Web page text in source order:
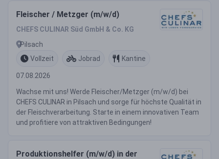
Fleischer / Metzger (m/w/d)
CHEFS CULINAR Süd GmbH & Co. KG
Pilsach
Vollzeit
Jobrad Kantine
07.08.2026
Wachse mit uns! Werde Fleischer/Metzger (m/w/d) bei
CHEFS CULINAR in Pilsach und sorge für höchste Qualität in
der Fleischverarbeitung. Starte in einem innovativen Team
und profitiere von attraktiven Bedingungen!
Produktionshelfer (m/w/d) in der